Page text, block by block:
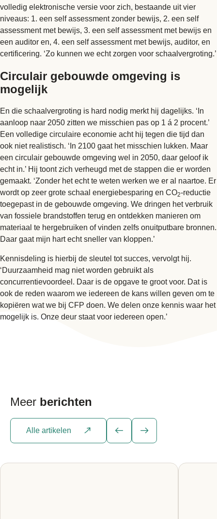
volledig elektronische versie voor zich, bestaande uit vier
niveaus: 1. een self assessment zonder bewijs, 2. een self
assessment met bewijs, 3. een self assessment met bewijs en
een auditor en, 4. een self assessment met bewijs, auditor, en
certificering. ‘Zo kunnen we echt zorgen voor schaalvergroting.’
Circulair gebouwde omgeving is
mogelijk
En die schaalvergroting is hard nodig merkt hij dagelijks. ‘In
aanloop naar 2050 zitten we misschien pas op 1 á 2 procent.’
Een volledige circulaire economie acht hij tegen die tijd dan
ook niet realistisch. ‘In 2100 gaat het misschien lukken. Maar
een circulair gebouwde omgeving wel in 2050, daar geloof ik
echt in.’ Hij toont zich verheugd met de stappen die er worden
gemaakt. ‘Zonder het echt te weten werken we er al naartoe. Er
wordt op zeer grote schaal energiebesparing en CO2-reductie
toegepast in de gebouwde omgeving. We dringen het verbruik
van fossiele brandstoffen terug en ontdekken manieren om
materiaal te hergebruiken of vinden zelfs onuitputbare bronnen.
Daar gaat mijn hart echt sneller van kloppen.’
Kennisdeling is hierbij de sleutel tot succes, vervolgt hij.
‘Duurzaamheid mag niet worden gebruikt als
concurrentievoordeel. Daar is de opgave te groot voor. Dat is
ook de reden waarom we iedereen de kans willen geven om te
kopiëren wat we bij CFP doen. We delen onze kennis waar het
mogelijk is. Onze deur staat voor iedereen open.’
Meer berichten
Alle artikelen